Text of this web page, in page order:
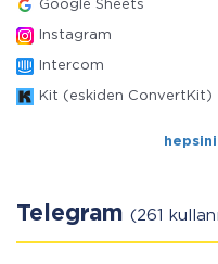
Google Sheets
Instagram
Intercom
Kit (eskiden ConvertKit)
Telegram (261